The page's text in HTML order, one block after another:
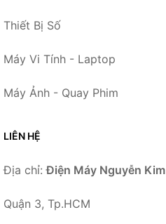
Thiết Bị Số
Máy Vi Tính - Laptop
Máy Ảnh - Quay Phim
LIÊN HỆ
Địa chỉ:Điện Máy Nguyễn Kim
Quận 3, Tp.HCM